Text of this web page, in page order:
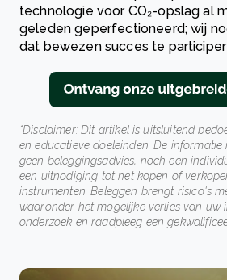
technologie voor CO₂-opslag al
geleden geperfectioneerd; wij
dat bewezen succes te
*Disclaimer: Dit artikel is uitsluitend
en educatieve doeleinden. De
geen beleggingsadvies, noch een
een uitnodiging tot het kopen of
instrumenten. Beleggen brengt risico's
waaronder het mogelijke verlies van uw
onderzoek en raadpleeg een